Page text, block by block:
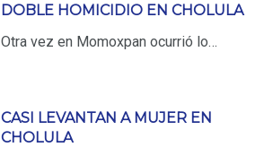
DOBLE HOMICIDIO EN CHOLULA
Otra vez en Momoxpan ocurrió lo…
CASI LEVANTAN A MUJER EN
CHOLULA